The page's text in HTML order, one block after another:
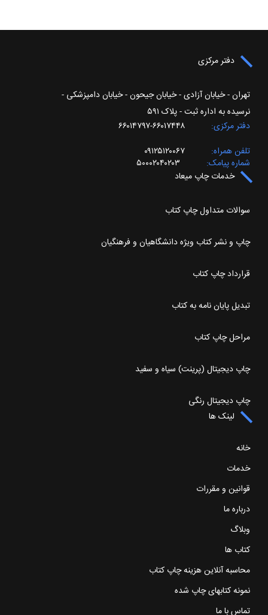
دفتر مرکزی
تهران - خیابان آزادی - خیابان جیحون - خیابان دامپزشکی -
نرسیده به اداره ثبت - پلاک ۵۹۱
دفتر مرکزی
۶۶۰۱۷۴۴۸-۶۶۰۱۴۷۹۷
تلفن همراه
۰۹۱۲۵۱۲۰۰۶۷
شماره پیامک
۵۰۰۰۲۰۴۰۲۰۳
خدمات چاپ میعاد
سوالات متداول چاپ کتاب
چاپ و نشر کتاب ویژه دانشگاهیان و فرهنگیان
قرارداد چاپ کتاب
تبدیل پایان نامه به کتاب
مراحل چاپ کتاب
چاپ دیجیتال (پرینت) سیاه و سفید
چاپ دیجیتال رنگی
لینک ها
خانه
خدمات
قوانین و مقررات
درباره ما
وبلاگ
کتاب ها
محاسبه آنلاین هزینه چاپ کتاب
نمونه کتابهای چاپ شده
تماس با ما